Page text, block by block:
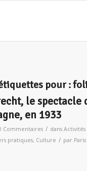
pour :
le spectacle
en 1933
Commentaires / dans
pratiques, Culture / par Paris